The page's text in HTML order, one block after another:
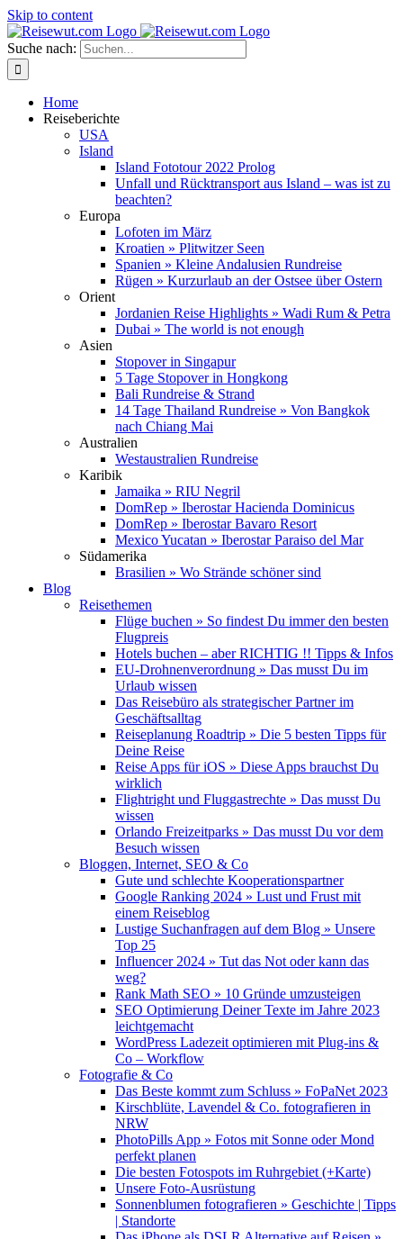
Skip to content
Suche nach:
Home
Reiseberichte
USA
Island
Island Fototour 2022 Prolog
Unfall und Rücktransport aus Island – was ist zu
beachten?
Europa
Lofoten im März
Kroatien » Plitwitzer Seen
Spanien » Kleine Andalusien Rundreise
Rügen » Kurzurlaub an der Ostsee über Ostern
Orient
Jordanien Reise Highlights » Wadi Rum & Petra
Dubai » The world is not enough
Asien
Stopover in Singapur
5 Tage Stopover in Hongkong
Bali Rundreise & Strand
14 Tage Thailand Rundreise » Von Bangkok
nach Chiang Mai
Australien
Westaustralien Rundreise
Karibik
Jamaika » RIU Negril
DomRep » Iberostar Hacienda Dominicus
DomRep » Iberostar Bavaro Resort
Mexico Yucatan » Iberostar Paraiso del Mar
Südamerika
Brasilien » Wo Strände schöner sind
Blog
Reisethemen
Flüge buchen » So findest Du immer den besten
Flugpreis
Hotels buchen – aber RICHTIG !! Tipps & Infos
EU-Drohnenverordnung » Das musst Du im
Urlaub wissen
Das Reisebüro als strategischer Partner im
Geschäftsalltag
Reiseplanung Roadtrip » Die 5 besten Tipps für
Deine Reise
Reise Apps für iOS » Diese Apps brauchst Du
wirklich
Flightright und Fluggastrechte » Das musst Du
wissen
Orlando Freizeitparks » Das musst Du vor dem
Besuch wissen
Bloggen, Internet, SEO & Co
Gute und schlechte Kooperationspartner
Google Ranking 2024 » Lust und Frust mit
einem Reiseblog
Lustige Suchanfragen auf dem Blog » Unsere
Top 25
Influencer 2024 » Tut das Not oder kann das
weg?
Rank Math SEO » 10 Gründe umzusteigen
SEO Optimierung Deiner Texte im Jahre 2023
leichtgemacht
WordPress Ladezeit optimieren mit Plug-ins &
Co – Workflow
Fotografie & Co
Das Beste kommt zum Schluss » FoPaNet 2023
Kirschblüte, Lavendel & Co. fotografieren in
NRW
PhotoPills App » Fotos mit Sonne oder Mond
perfekt planen
Die besten Fotospots im Ruhrgebiet (+Karte)
Unsere Foto-Ausrüstung
Sonnenblumen fotografieren » Geschichte | Tipps
| Standorte